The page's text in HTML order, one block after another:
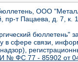
ООО
пр-т Пацаева, д. 7,
бюллетень"
в сфере связи,
№ ФС 77 - 85902 от 04